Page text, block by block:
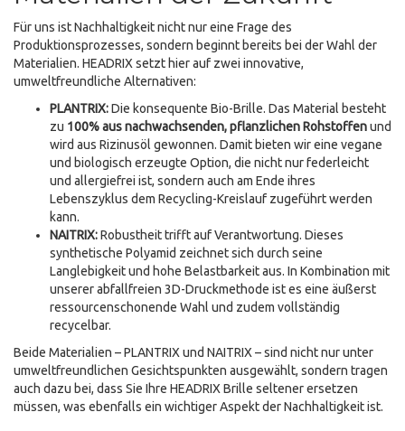
Für uns ist Nachhaltigkeit nicht nur eine Frage des
Produktionsprozesses, sondern beginnt bereits bei der Wahl der
Materialien. HEADRIX setzt hier auf zwei innovative,
umweltfreundliche Alternativen:
PLANTRIX:Die konsequente Bio-Brille. Das Material besteht
zu 100% aus nachwachsenden, pflanzlichen Rohstoffenund
wird aus Rizinusöl gewonnen. Damit bieten wir eine vegane
und biologisch erzeugte Option, die nicht nur federleicht
und allergiefrei ist, sondern auch am Ende ihres
Lebenszyklus dem Recycling-Kreislauf zugeführt werden
kann.
NAITRIX:Robustheit trifft auf Verantwortung. Dieses
synthetische Polyamid zeichnet sich durch seine
Langlebigkeit und hohe Belastbarkeit aus. In Kombination mit
unserer abfallfreien 3D-Druckmethode ist es eine äußerst
ressourcenschonende Wahl und zudem vollständig
recycelbar.
Beide Materialien – PLANTRIX und NAITRIX – sind nicht nur unter
umweltfreundlichen Gesichtspunkten ausgewählt, sondern tragen
auch dazu bei, dass Sie Ihre HEADRIX Brille seltener ersetzen
müssen, was ebenfalls ein wichtiger Aspekt der Nachhaltigkeit ist.